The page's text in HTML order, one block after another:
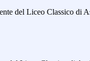
del Liceo Classico